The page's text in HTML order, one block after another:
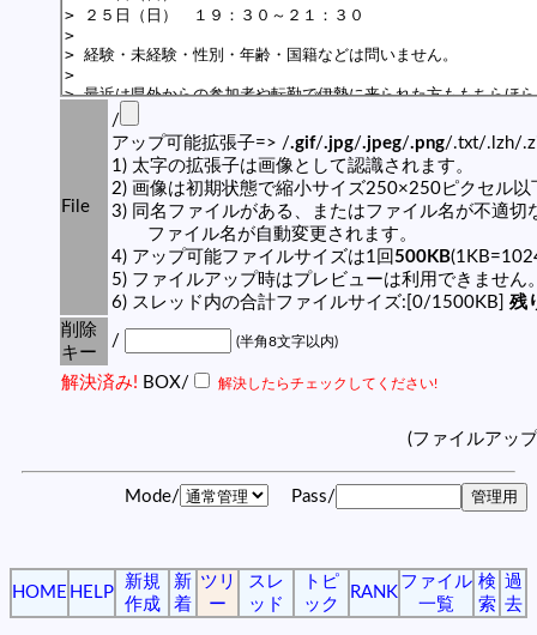
File
/
アップ可能拡張子=> /.gif/.jpg/.jpeg/.png/.txt/.lzh/
1) 太字の拡張子は画像として認識されます。
2) 画像は初期状態で縮小サイズ250×250ピクセル以
3) 同名ファイルがある、またはファイル名が不適切
ファイル名が自動変更されます。
4) アップ可能ファイルサイズは1回 500KB
5) ファイルアップ時はプレビューは利用できません
6) スレッド内の合計ファイルサイズ:[0/1500KB] 残
削除
キー
/ (半角8文字以内)
解決済み! BOX/ 解決したらチェックしてください!
(ファイルアッ
Mode/ Pass/
HOME HELP
新規
作成
新
着
ツリ
ー
スレ
ッド
トピ
ック
RANK
ファイル
一覧
検
索
過
去